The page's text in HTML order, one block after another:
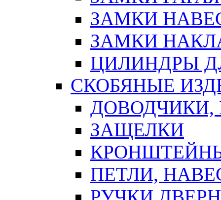
ЗАМКИ
ЗАМКИ
ЦИЛИНДРЫ
СКОБЯНЫЕ
ЗАЩЕЛКИ
ПЕТЛИ,